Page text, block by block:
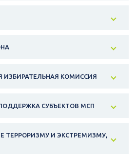
ИЗБИРАТЕЛЬНАЯ КОМИССИЯ
СУБЪЕКТОВ МСП
ТЕРРОРИЗМУ И ЭКСТРЕМИЗМУ,